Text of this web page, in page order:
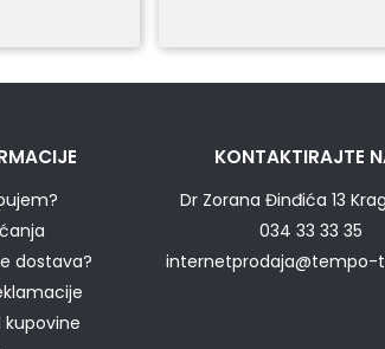
dostava?
KONTAKTIRAJTE
Dr Zorana Đinđića 13
034 33 33 35
internetprodaja@tempo-